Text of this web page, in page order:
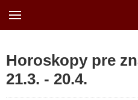
Horoskopy pre
21.3. - 20.4.